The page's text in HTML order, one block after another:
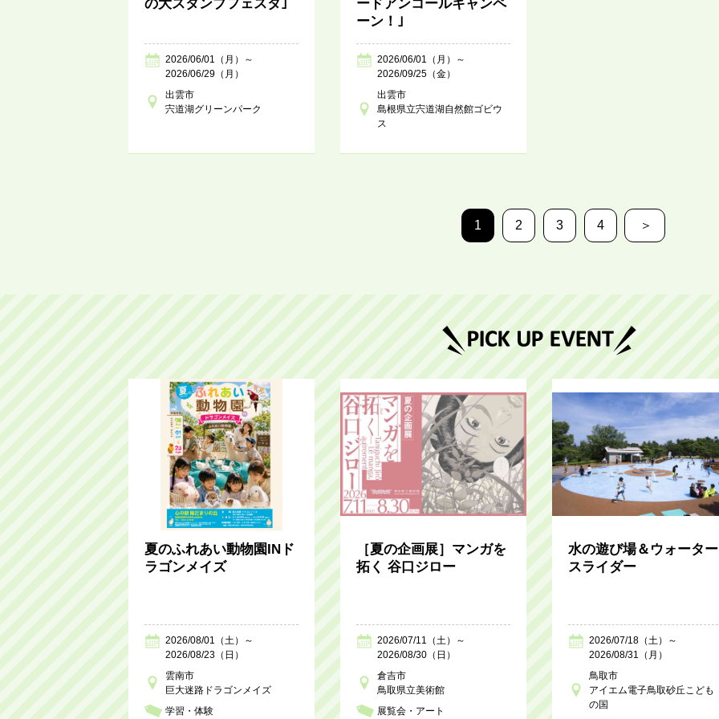
の大スタンプフェスタ｣
2026/06/01（月）～
2026/06/29（月）
出雲市
宍道湖グリーンパーク
ードアンコールキャンペ
ーン！｣
2026/06/01（月）～
2026/09/25（金）
出雲市
島根県立宍道湖自然館ゴビウ
ス
1 2 3 4 ＞
夏のふれあい動物園INド
ラゴンメイズ
2026/08/01（土）～
2026/08/23（日）
雲南市
巨大迷路ドラゴンメイズ
学習・体験
［夏の企画展］マンガを
拓く 谷口ジロー
2026/07/11（土）～
2026/08/30（日）
倉吉市
鳥取県立美術館
展覧会・アート
水の遊び場＆ウォーター
スライダー
2026/07/18（土）～
2026/08/31（月）
鳥取市
アイエム電子鳥取砂丘こども
の国